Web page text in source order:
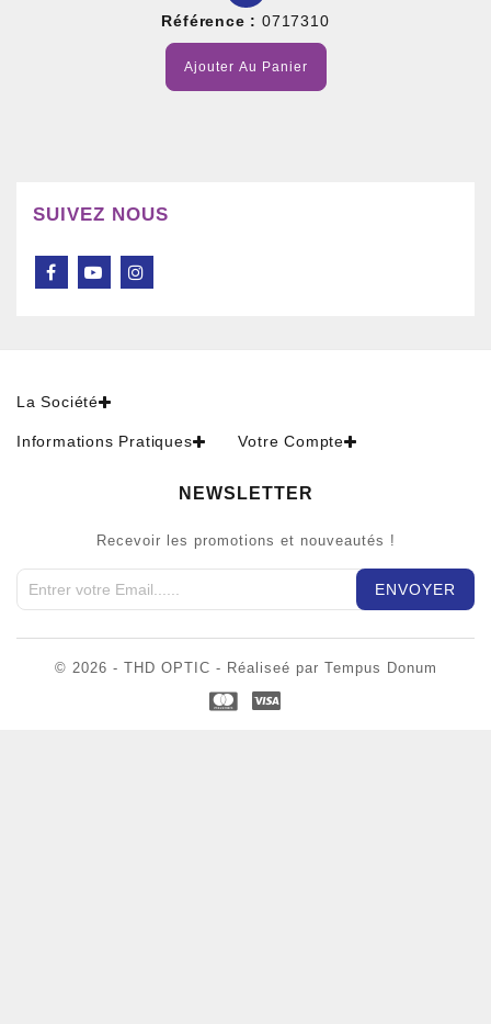
Référence : 0717310
Ajouter Au Panier
SUIVEZ NOUS
La Société
Informations Pratiques Votre Compte
NEWSLETTER
Recevoir les promotions et nouveautés !
© 2026 - THD OPTIC - Réaliseé par Tempus Donum